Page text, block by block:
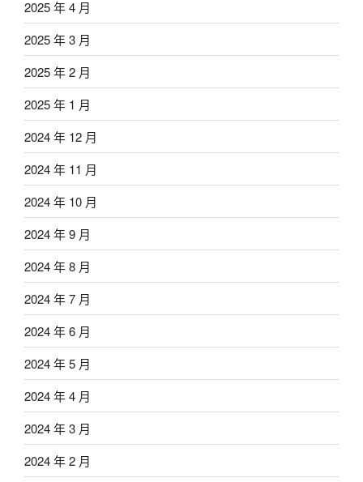
2025 年 4 月
2025 年 3 月
2025 年 2 月
2025 年 1 月
2024 年 12 月
2024 年 11 月
2024 年 10 月
2024 年 9 月
2024 年 8 月
2024 年 7 月
2024 年 6 月
2024 年 5 月
2024 年 4 月
2024 年 3 月
2024 年 2 月